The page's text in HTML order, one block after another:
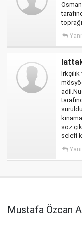
söz
selefi
Mustafa Özcan